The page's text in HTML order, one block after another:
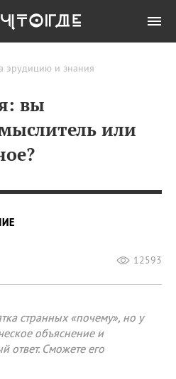
эрудицию и знания
вы
или
12593
странных «почему», но у
объяснение и
ответ. Сможете его